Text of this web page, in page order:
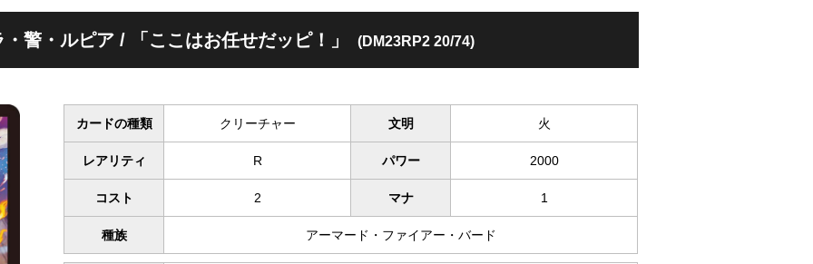
警・ルピア / 「ここはお任せだッピ！」 (DM23RP2 20/74)
カードの種類 クリーチャー 文明 火
レアリティ R パワー 2000
コスト 2 マナ 1
種族 アーマード・ファイアー・バード